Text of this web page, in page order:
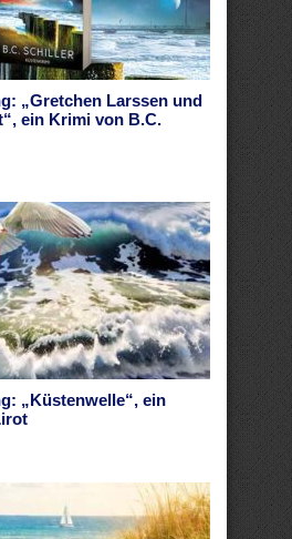
„Gretchen Larssen und
ein Krimi von B.C.
„Küstenwelle“, ein